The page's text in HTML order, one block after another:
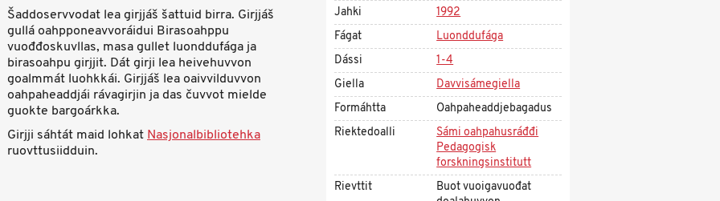
Šaddoservvodat lea girjjáš šattuid birra. Girjjáš
gullá oahpponeavvoráidui Birasoahppu
vuođđoskuvllas, masa gullet luonddufága ja
birasoahpu girjjit. Dát girji lea heivehuvvon
goalmmát luohkkái. Girjjáš lea oaivvilduvvon
oahpaheaddjái rávagirjin ja das čuvvot mielde
guokte bargoárkka.
Girjji sáhtát maid lohkat Nasjonalbibliotehka
ruovttusiidduin.
Jahki
1992
Fágat
Luonddufága
Dássi
1-4
Giella
Davvisámegiella
Formáhtta
Oahpaheaddjebagadus
Riektedoalli
Sámi oahpahusráđđi
Pedagogisk
forskningsinstitutt
Rievttit
Buot vuoigavuođat